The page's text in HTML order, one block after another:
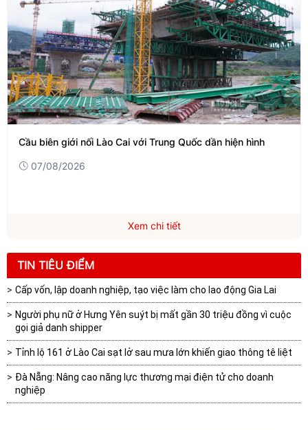
Cầu biên giới nối Lào Cai với Trung Quốc dần hiện hình
07/08/2026
Xem chi tiết
TIN TIÊU ĐIỂM
Cấp vốn, lập doanh nghiệp, tạo việc làm cho lao động Gia Lai
Người phụ nữ ở Hưng Yên suýt bị mất gần 30 triệu đồng vì cuộc
gọi giả danh shipper
Tỉnh lộ 161 ở Lào Cai sạt lở sau mưa lớn khiến giao thông tê liệt
Đà Nẵng: Nâng cao năng lực thương mại điện tử cho doanh
nghiệp